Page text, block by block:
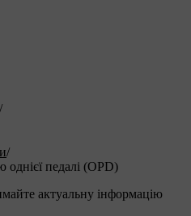
/
/
педалі (OPD)
актуальну інформацію